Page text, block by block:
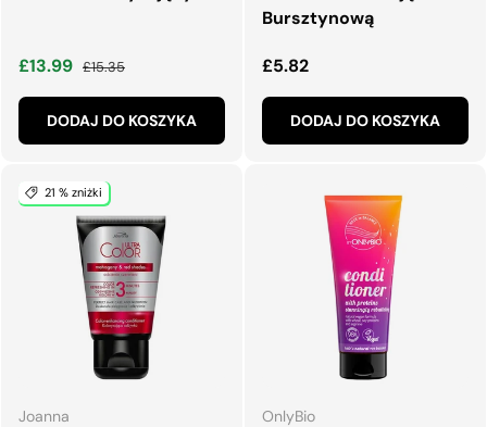
Cena wyprzedaży
£13.99 Normalna cena
£15.35
DODAJ DO KOSZYKA
Bursztynową
Normalna cena
£5.82
DODAJ DO KOSZYKA
21 % zniżki
Joanna OnlyBio